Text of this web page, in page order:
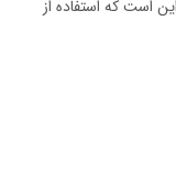
است که استفاده از